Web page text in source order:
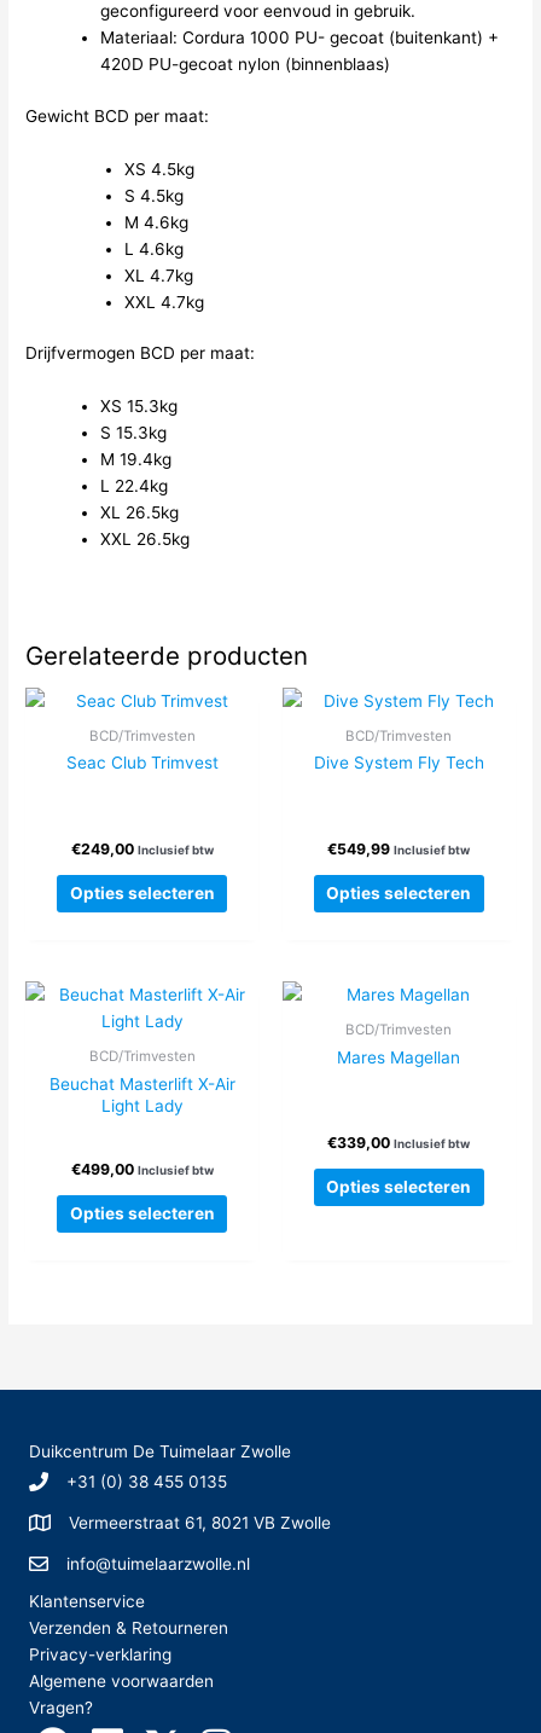
geconfigureerd voor eenvoud in gebruik.
Materiaal: Cordura 1000 PU- gecoat (buitenkant) +
420D PU-gecoat nylon (binnenblaas)
Gewicht BCD per maat:
XS 4.5kg
S 4.5kg
M 4.6kg
L 4.6kg
XL 4.7kg
XXL 4.7kg
Drijfvermogen BCD per maat:
XS 15.3kg
S 15.3kg
M 19.4kg
L 22.4kg
XL 26.5kg
XXL 26.5kg
Gerelateerde producten
BCD/Trimvesten
Seac Club Trimvest
€249,00 Inclusief btw
Opties selecteren
Dit
variaties.
gekozen
productpagina
BCD/Trimvesten
Dive System Fly Tech
€549,99 Inclusief btw
Opties selecteren
Dit
de
BCD/Trimvesten
Beuchat Masterlift X-Air
Light Lady
€499,00 Inclusief btw
Opties selecteren
Dit
product
kan
de
productpagina
BCD/Trimvesten
Mares Magellan
€339,00 Inclusief btw
Opties selecteren
Dit
Duikcentrum De Tuimelaar Zwolle
+31 (0) 38 455 0135
Vermeerstraat 61, 8021 VB Zwolle
info@tuimelaarzwolle.nl
Klantenservice
Verzenden & Retourneren
Privacy-verklaring
Algemene voorwaarden
Vragen?